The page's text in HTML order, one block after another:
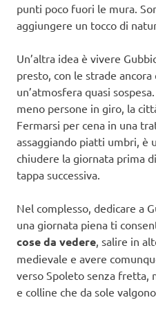
punti poco fuori le mura.
aggiungere un tocco di
Un’altra idea è vivere
presto, con le strade
un’atmosfera quasi
meno persone in giro, la
Fermarsi per cena in una
assaggiando piatti umbri, è
chiudere la giornata prima
tappa successiva.
Nel complesso, dedicare a
una giornata piena ti
cose da vedere, salire in
medievale e avere
verso Spoleto senza fretta,
e colline che da sole